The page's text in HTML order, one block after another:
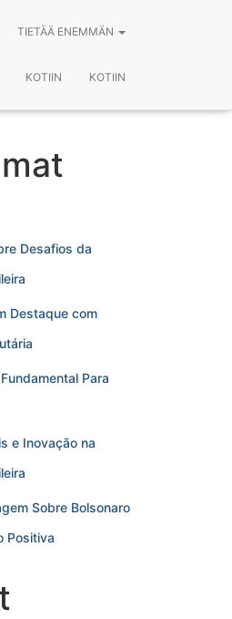
TIETÄÄ ENEMMÄN
KOTIIN KOTIIN
Desafios da
Destaque com
Para
e Inovação na
Sobre Bolsonaro
Positiva